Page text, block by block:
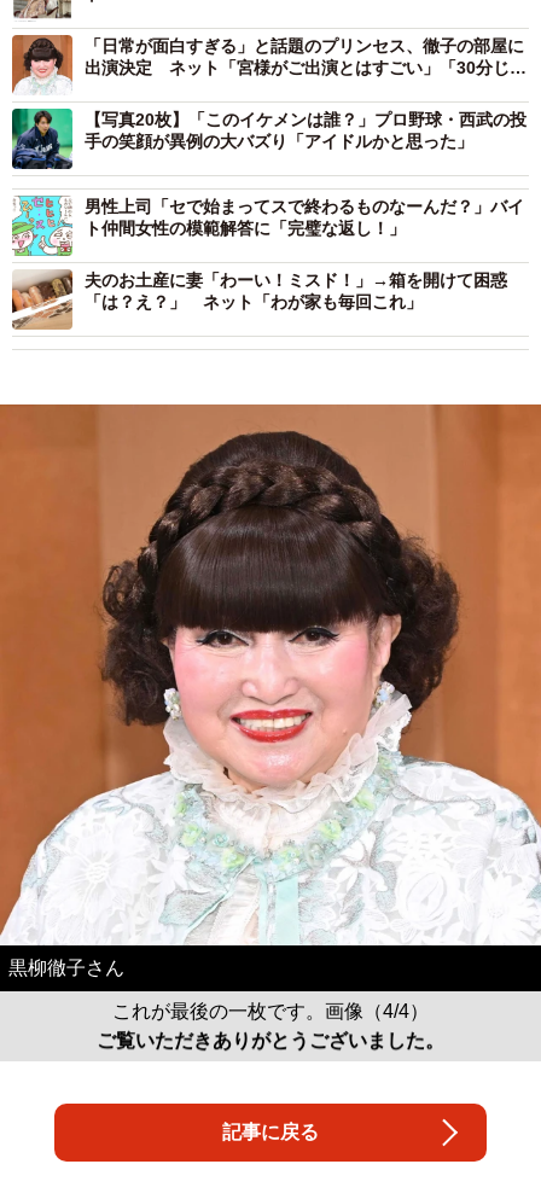
「日常が面白すぎる」と話題のプリンセス、徹子の部屋に
出演決定 ネット「宮様がご出演とはすごい」「30分じゃ
【写真20枚】「このイケメンは誰？」プロ野球・西武の投
手の笑顔が異例の大バズり「アイドルかと思った」
男性上司「セで始まってスで終わるものなーんだ？」バイ
ト仲間女性の模範解答に「完璧な返し！」
夫のお土産に妻「わーい！ミスド！」→箱を開けて困惑
「は？え？」 ネット「わが家も毎回これ」
黒柳徹子さん
これが最後の一枚です。画像（4/4）
ご覧いただきありがとうございました。
記事に戻る